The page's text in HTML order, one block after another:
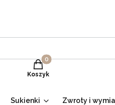
Produkty w koszyku: 0.
Koszyk
Sukienki Zwroty i